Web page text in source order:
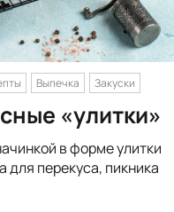
Выпечка Закуски
«улитки»
в форме улитки
для перекуса, пикника